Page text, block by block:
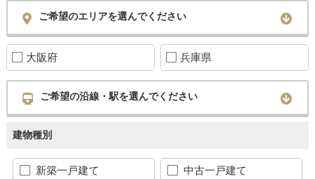
ご希望のエリアを選んでください
大阪府 兵庫県
ご希望の沿線・駅を選んでください
建物種別
新築一戸建て 中古一戸建て